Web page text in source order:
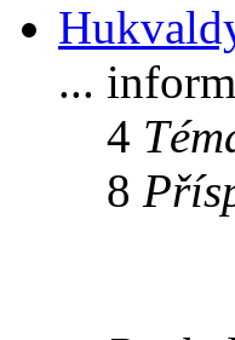
...
4
8